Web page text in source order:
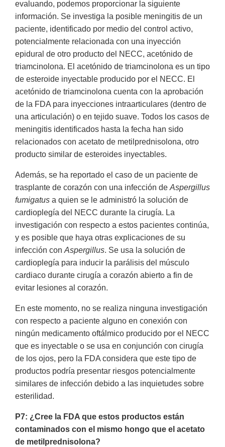
evaluando, podemos proporcionar la siguiente
información. Se investiga la posible meningitis de un
paciente, identificado por medio del control activo,
potencialmente relacionada con una inyección
epidural de otro producto del NECC, acetónido de
triamcinolona. El acetónido de triamcinolona es un tipo
de esteroide inyectable producido por el NECC. El
acetónido de triamcinolona cuenta con la aprobación
de la FDA para inyecciones intraarticulares (dentro de
una articulación) o en tejido suave. Todos los casos de
meningitis identificados hasta la fecha han sido
relacionados con acetato de metilprednisolona, otro
producto similar de esteroides inyectables.
Además, se ha reportado el caso de un paciente de
trasplante de corazón con una infección de Aspergillus
fumigatus a quien se le administró la solución de
cardioplegía del NECC durante la cirugía. La
investigación con respecto a estos pacientes continúa,
y es posible que haya otras explicaciones de su
infección con Aspergillus. Se usa la solución de
cardioplegía para inducir la parálisis del músculo
cardiaco durante cirugía a corazón abierto a fin de
evitar lesiones al corazón.
En este momento, no se realiza ninguna investigación
con respecto a paciente alguno en conexión con
ningún medicamento oftálmico producido por el NECC
que es inyectable o se usa en conjunción con cirugía
de los ojos, pero la FDA considera que este tipo de
productos podría presentar riesgos potencialmente
similares de infección debido a las inquietudes sobre
esterilidad.
P7: ¿Cree la FDA que estos productos están
contaminados con el mismo hongo que el acetato
de metilprednisolona?